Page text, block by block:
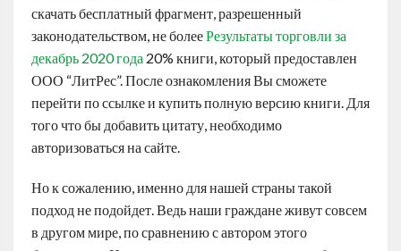
скачать бесплатный фрагмент, разрешенный
законодательством, не болееРезультаты торговли за
декабрь 2020 года 20% книги, который предоставлен
ООО “ЛитРес”. После ознакомления Вы сможете
перейти по ссылке и купить полную версию книги. Для
того что бы добавить цитату, необходимо
авторизоваться на сайте.
Но к сожалению, именно для нашей страны такой
подход не подойдет. Ведь наши граждане живут совсем
в другом мире, по сравнению с автором этого